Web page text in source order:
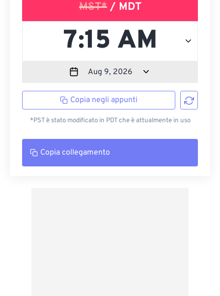
MST*/ MDT
Copia negli appunti
*PST è stato modificato in PDT che è attualmente in uso
Copia collegamento